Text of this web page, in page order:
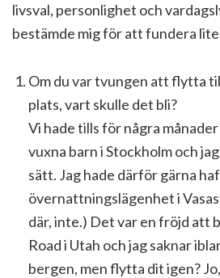
livsval, personlighet och
bestämde mig för att fundera
Om du var tvungen att flytta
plats, vart skulle det bli?
Vi hade tills för några
vuxna barn i Stockholm och
sätt. Jag hade därför gärna
övernattningslägenhet i
där, inte.) Det var en fröjd att
Road i Utah och jag saknar
bergen, men flytta dit igen?